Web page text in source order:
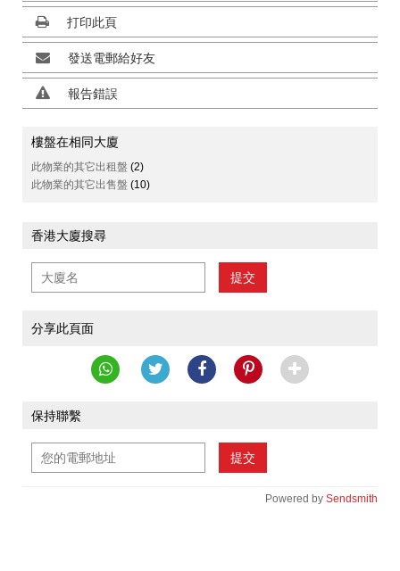
打印此頁
發送電郵給好友
報告錯誤
樓盤在相同大廈
此物業的其它出租盤 (2)
此物業的其它出售盤 (10)
香港大廈搜尋
提交
分享此頁面
保持聯繫
提交
Powered by Sendsmith